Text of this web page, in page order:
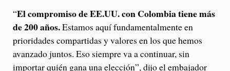
“El compromiso de EE.UU. con Colombia tiene más
de 200 años.Estamos aquí fundamentalmente en
prioridades compartidas y valores en los que hemos
avanzado juntos. Eso siempre va a continuar, sin
importar quién gana una elección”, dijo el embajador